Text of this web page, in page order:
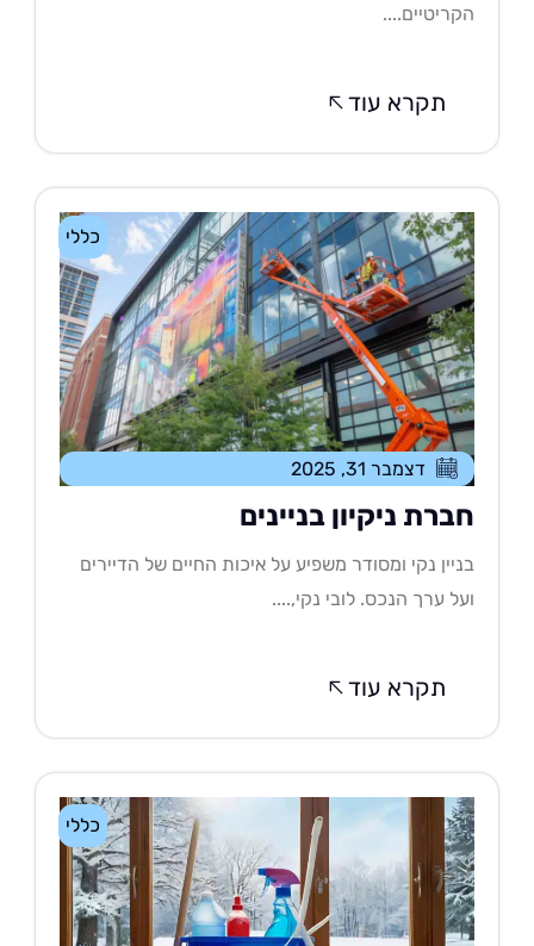
תקרא עוד
כללי
דצמבר 31, 2025
ניקיון בניינים
נקי ומסודר משפיע על איכות החיים של הדיירים
ערך הנכס. לובי נקי,....
תקרא עוד
כללי